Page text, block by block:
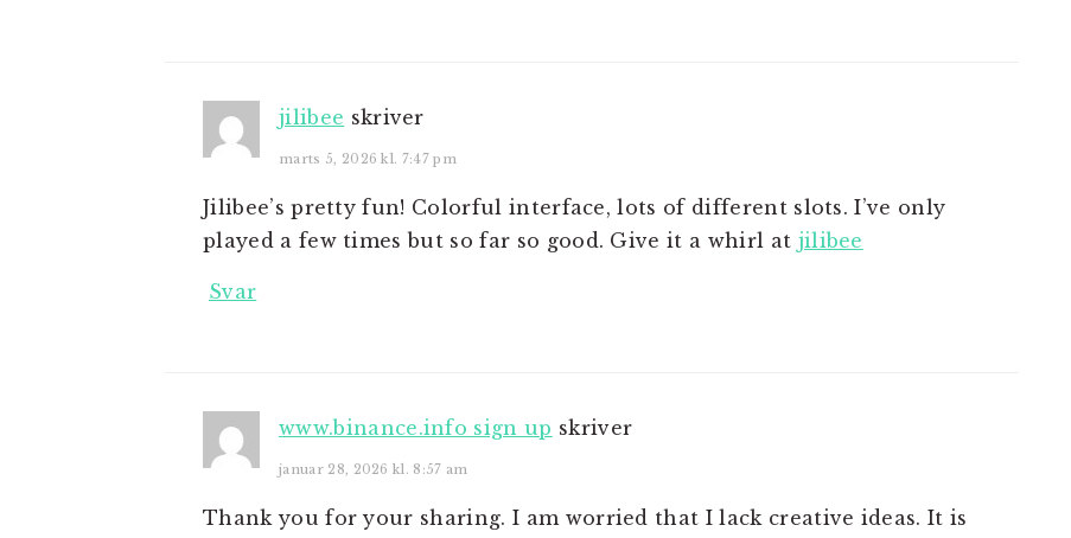
jilibee skriver
marts 5, 2026 kl. 7:47 pm
Jilibee’s pretty fun! Colorful interface, lots of different slots. I’ve only
played a few times but so far so good. Give it a whirl at jilibee
Svar
www.binance.info sign up skriver
januar 28, 2026 kl. 8:57 am
Thank you for your sharing. I am worried that I lack creative ideas. It is